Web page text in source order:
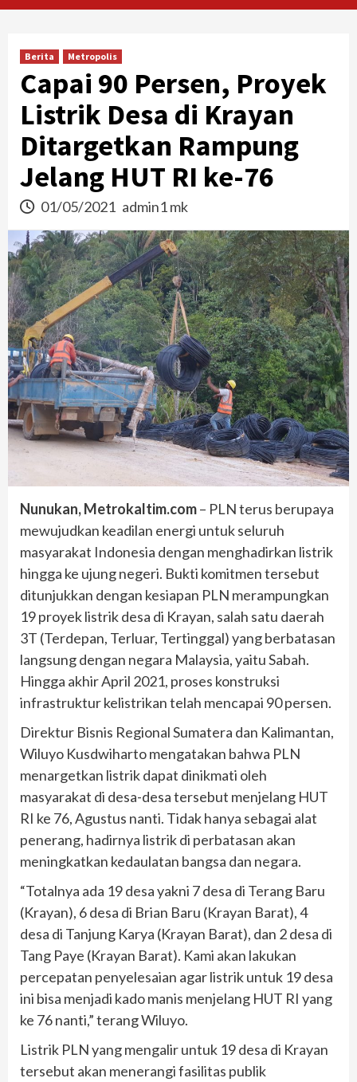
Berita Metropolis
Capai 90 Persen, Proyek
Listrik Desa di Krayan
Ditargetkan Rampung
Jelang HUT RI ke-76
01/05/2021 admin1 mk
Nunukan, Metrokaltim.com– PLN terus berupaya
mewujudkan keadilan energi untuk seluruh
masyarakat Indonesia dengan menghadirkan listrik
hingga ke ujung negeri. Bukti komitmen tersebut
ditunjukkan dengan kesiapan PLN merampungkan
19 proyek listrik desa di Krayan, salah satu daerah
3T (Terdepan, Terluar, Tertinggal) yang berbatasan
langsung dengan negara Malaysia, yaitu Sabah.
Hingga akhir April 2021, proses konstruksi
infrastruktur kelistrikan telah mencapai 90 persen.
Direktur Bisnis Regional Sumatera dan Kalimantan,
Wiluyo Kusdwiharto mengatakan bahwa PLN
menargetkan listrik dapat dinikmati oleh
masyarakat di desa-desa tersebut menjelang HUT
RI ke 76, Agustus nanti. Tidak hanya sebagai alat
penerang, hadirnya listrik di perbatasan akan
meningkatkan kedaulatan bangsa dan negara.
“Totalnya ada 19 desa yakni 7 desa di Terang Baru
(Krayan), 6 desa di Brian Baru (Krayan Barat), 4
desa di Tanjung Karya (Krayan Barat), dan 2 desa di
Tang Paye (Krayan Barat). Kami akan lakukan
percepatan penyelesaian agar listrik untuk 19 desa
ini bisa menjadi kado manis menjelang HUT RI yang
ke 76 nanti,” terang Wiluyo.
Listrik PLN yang mengalir untuk 19 desa di Krayan
tersebut akan menerangi fasilitas publik